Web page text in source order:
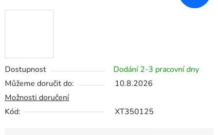
Dostupnost
Dodání 2-3 pracovní dny
Můžeme doručit do:
10.8.2026
Možnosti doručení
Kód:
XT350125